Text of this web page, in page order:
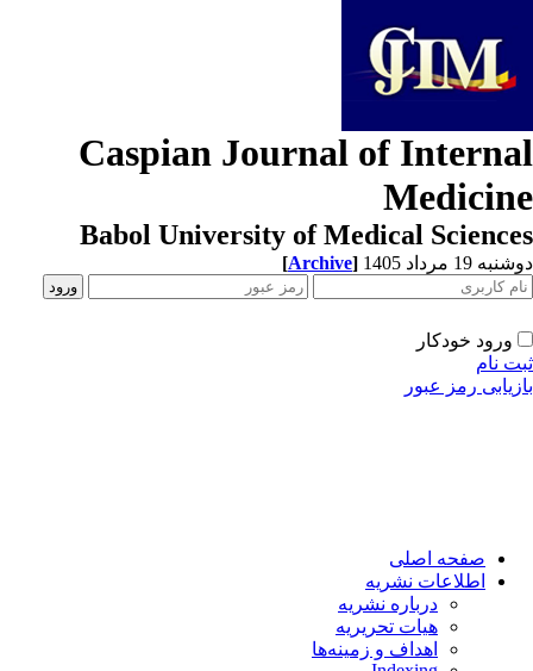
Caspian Journal of
Babol University of Medical
19 مرداد 1405 [Archive]
ورود خودکار
نام
رمز عبور
صفحه اصلی
اطلاعات نشریه
درباره نشریه
هیات تحریریه
اهداف و زمینه‌ها